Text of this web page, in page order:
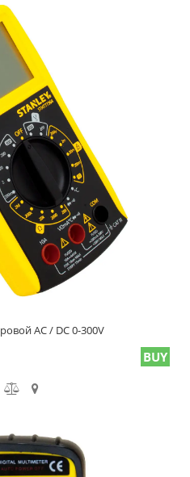
AC / DC 0-300V
BUY